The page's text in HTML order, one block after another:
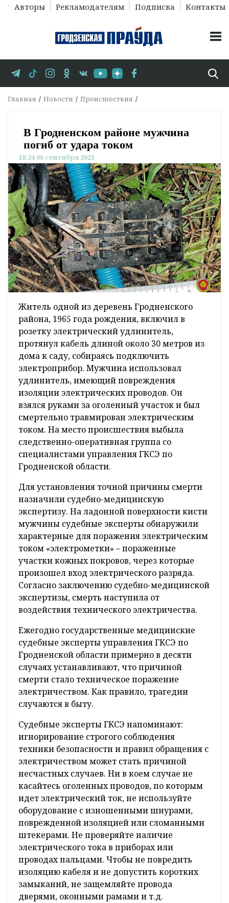
Авторы Рекламодателям Подписка Контакты
Главная Новости Происшествия
В Гродненском районе мужчина
погиб от удара током
18:24 06 сентября 2021
Житель одной из деревень Гродненского
района, 1965 года рождения, включил в
розетку электрический удлинитель,
протянул кабель длиной около 30 метров из
дома к саду, собираясь подключить
электроприбор. Мужчина использовал
удлинитель, имеющий повреждения
изоляции электрических проводов. Он
взялся руками за оголенный участок и был
смертельно травмирован электрическим
током. На место происшествия выбыла
следственно-оперативная группа со
специалистами управления ГКСЭ по
Гродненской области.
Для установления точной причины смерти
назначили судебно-медицинскую
экспертизу. На ладонной поверхности кисти
мужчины судебные эксперты обнаружили
характерные для поражения электрическим
током «электрометки» – пораженные
участки кожных покровов, через которые
произошел вход электрического разряда.
Согласно заключению судебно-медицинской
экспертизы, смерть наступила от
воздействия технического электричества.
Ежегодно государственные медицинские
судебные эксперты управления ГКСЭ по
Гродненской области примерно в десяти
случаях устанавливают, что причиной
смерти стало техническое поражение
электричеством. Как правило, трагедии
случаются в быту.
Судебные эксперты ГКСЭ напоминают:
игнорирование строгого соблюдения
техники безопасности и правил обращения с
электричеством может стать причиной
несчастных случаев. Ни в коем случае не
касайтесь оголенных проводов, по которым
идет электрический ток, не используйте
оборудование с изношенными шнурами,
поврежденной изоляцией или сломанными
штекерами. Не проверяйте наличие
электрического тока в приборах или
проводах пальцами. Чтобы не повредить
изоляцию кабеля и не допустить коротких
замыканий, не защемляйте провода
дверями, оконными рамами и т.д.